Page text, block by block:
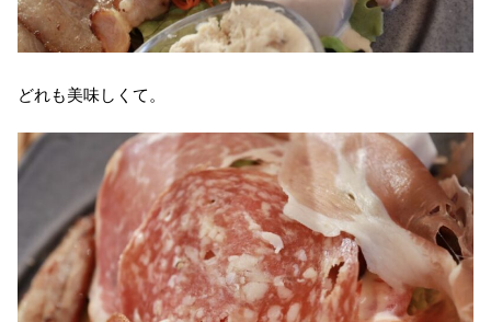
どれも美味しくて。